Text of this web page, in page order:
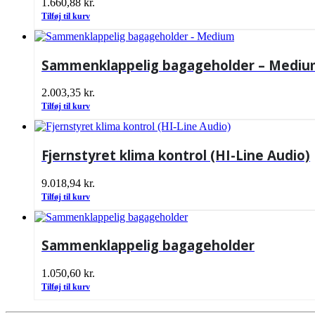
Tilføj til kurv
Sammenklappelig bagageholder –
2.003,35 kr.
Tilføj til kurv
Fjernstyret klima kontrol (HI-Line Audio)
9.018,94 kr.
Tilføj til kurv
Sammenklappelig bagageholder
1.050,60 kr.
Tilføj til kurv